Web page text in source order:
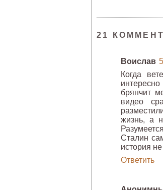
21
Воислав
Когда
брянчит
видео
жизнь, а
Сталин
история
Ответить